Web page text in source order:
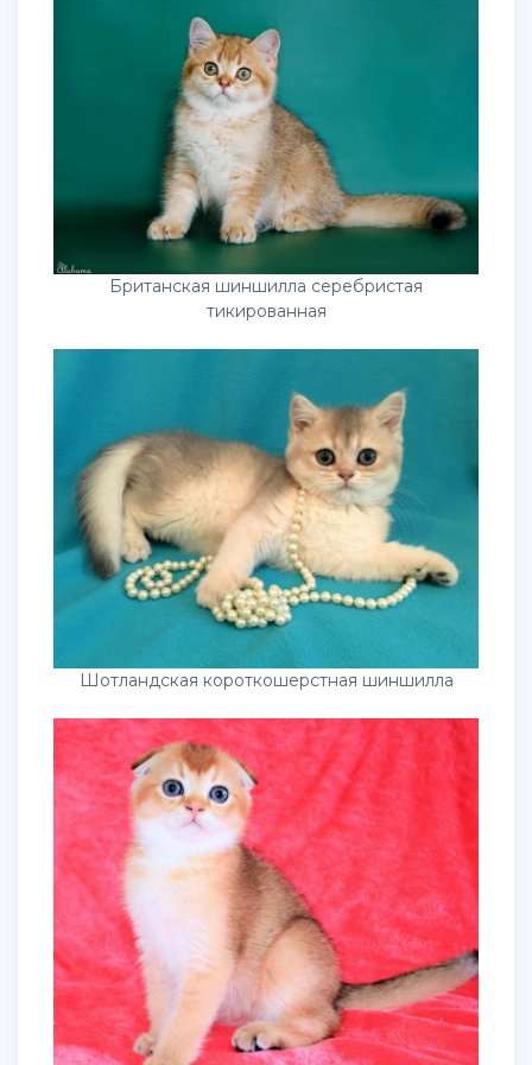
Британская шиншилла серебристая
тикированная
Шотландская короткошерстная шиншилла